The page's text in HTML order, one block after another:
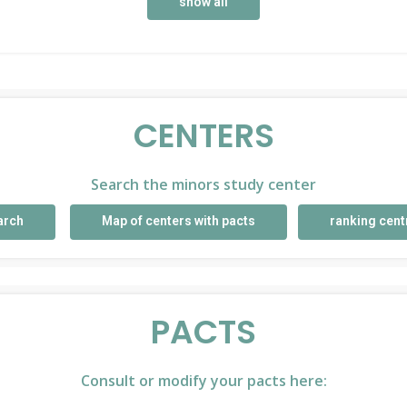
CENTERS
Search the minors study center
Map of centers with pacts ranking
PACTS
Consult or modify your pacts here: